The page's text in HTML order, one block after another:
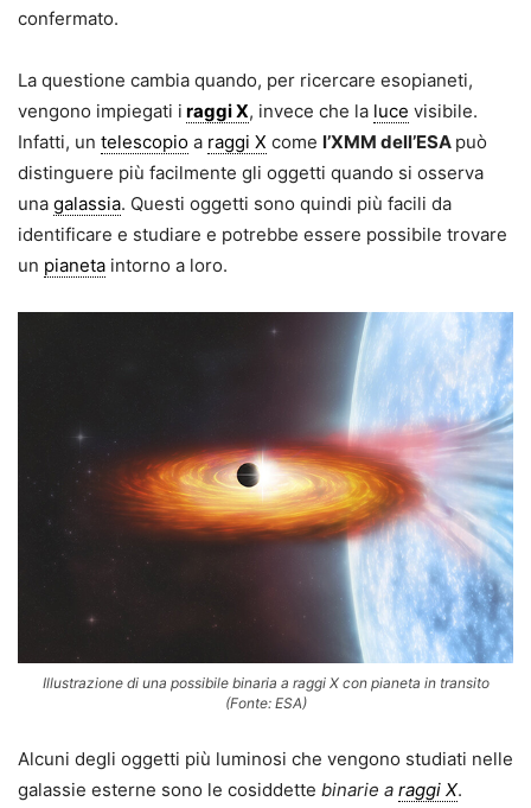
confermato.
La questione cambia quando, per ricercare esopianeti,
vengono impiegati i raggi X, invece che la luce visibile.
Infatti, un telescopio a raggi X come l’XMM dell’ESA può
distinguere più facilmente gli oggetti quando si osserva
una galassia. Questi oggetti sono quindi più facili da
identificare e studiare e potrebbe essere possibile trovare
un pianeta intorno a loro.
Illustrazione di una possibile binaria a raggi X con pianeta in transito
(Fonte: ESA)
Alcuni degli oggetti più luminosi che vengono studiati nelle
galassie esterne sono le cosiddette binarie a raggi X.